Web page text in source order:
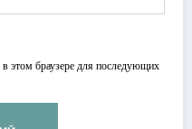
этом браузере для последующих